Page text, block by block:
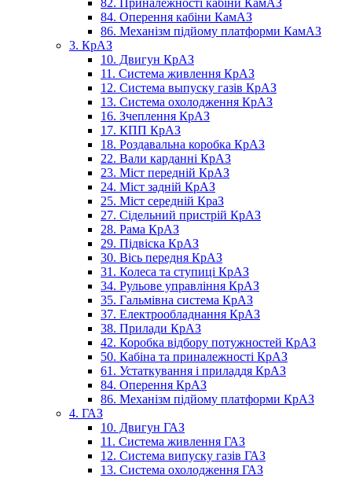
82. Приналежності кабіни КамАЗ
84. Оперення кабіни КамАЗ
86. Механізм підйому платформи КамАЗ
3. КрАЗ
10. Двигун КрАЗ
11. Система живлення КрАЗ
12. Система выпуску газів КрАЗ
13. Система охолодження КрАЗ
16. Зчеплення КрАЗ
17. КПП КрАЗ
18. Роздавальна коробка КрАЗ
22. Вали карданні КрАЗ
23. Міст передній КрАЗ
24. Міст задній КрАЗ
25. Міст середній КраЗ
27. Сідельний пристрій КрАЗ
28. Рама КрАЗ
29. Підвіска КрАЗ
30. Вісь передня КрАЗ
31. Колеса та ступиці КрАЗ
34. Рульове управління КрАЗ
35. Гальмівна система КрАЗ
37. Електрообладнання КрАЗ
38. Прилади КрАЗ
42. Коробка відбору потужностей КрАЗ
50. Кабіна та приналежності КрАЗ
61. Устаткування і приладдя КрАЗ
84. Оперення КрАЗ
86. Механізм підйому платформи КрАЗ
4. ГАЗ
10. Двигун ГАЗ
11. Система живлення ГАЗ
12. Система випуску газів ГАЗ
13. Система охолодження ГАЗ